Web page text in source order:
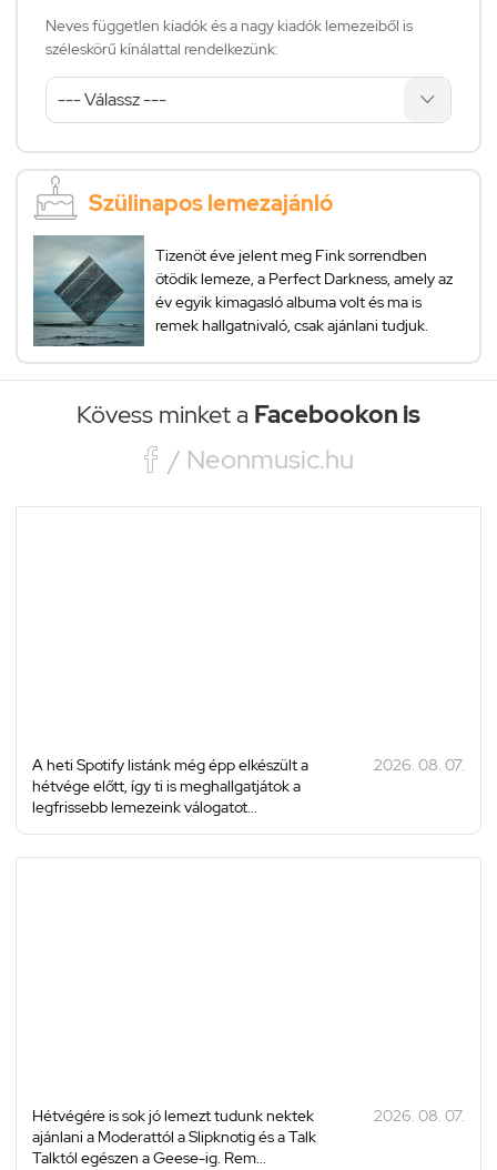
Neves független kiadók és a nagy kiadók lemezeiből is
széleskörű kínálattal rendelkezünk:
Szülinapos lemezajánló
Tizenöt éve jelent meg Fink sorrendben
ötödik lemeze, a Perfect Darkness, amely az
év egyik kimagasló albuma volt és ma is
remek hallgatnivaló, csak ajánlani tudjuk.
Kövess minket a Facebookon is
 / Neonmusic.hu
A heti Spotify listánk még épp elkészült a
hétvége előtt, így ti is meghallgatjátok a
legfrissebb lemezeink válogatot...
2026. 08. 07.
Hétvégére is sok jó lemezt tudunk nektek
ajánlani a Moderattól a Slipknotig és a Talk
Talktól egészen a Geese-ig. Rem...
2026. 08. 07.